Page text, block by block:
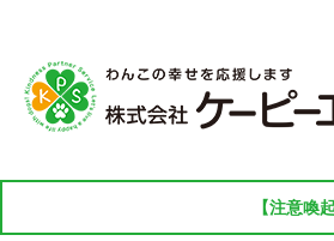
【注意喚